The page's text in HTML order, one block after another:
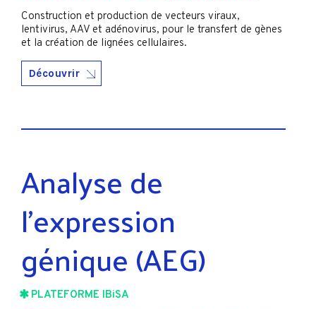
Construction et production de vecteurs viraux,
lentivirus, AAV et adénovirus, pour le transfert de gènes
et la création de lignées cellulaires.
Découvrir
Analyse de
l’expression
génique (AEG)
PLATEFORME IBiSA